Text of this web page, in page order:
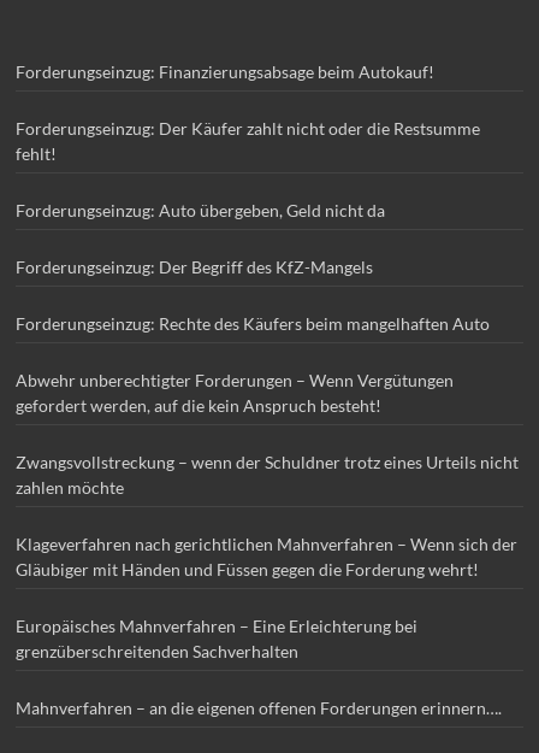
Forderungseinzug: Finanzierungsabsage beim Autokauf!
Forderungseinzug: Der Käufer zahlt nicht oder die Restsumme
fehlt!
Forderungseinzug: Auto übergeben, Geld nicht da
Forderungseinzug: Der Begriff des KfZ-Mangels
Forderungseinzug: Rechte des Käufers beim mangelhaften Auto
Abwehr unberechtigter Forderungen – Wenn Vergütungen
gefordert werden, auf die kein Anspruch besteht!
Zwangsvollstreckung – wenn der Schuldner trotz eines Urteils nicht
zahlen möchte
Klageverfahren nach gerichtlichen Mahnverfahren – Wenn sich der
Gläubiger mit Händen und Füssen gegen die Forderung wehrt!
Europäisches Mahnverfahren – Eine Erleichterung bei
grenzüberschreitenden Sachverhalten
Mahnverfahren – an die eigenen offenen Forderungen erinnern….